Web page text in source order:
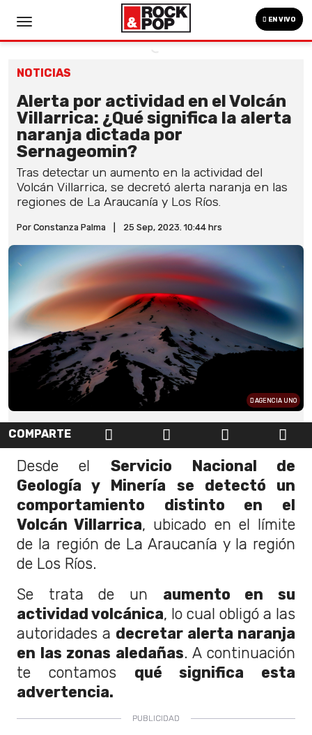
EN VIVO
NOTICIAS
Alerta por actividad en el Volcán
Villarrica: ¿Qué significa la alerta
naranja dictada por
Sernageomin?
Tras detectar un aumento en la actividad del
Volcán Villarrica, se decretó alerta naranja en las
regiones de La Araucanía y Los Ríos.
Por Constanza Palma 25 Sep, 2023. 10:44 hrs
AGENCIA UNO
COMPARTE
Desde el Servicio Nacional de
Geología y Minería se detectó un
comportamiento distinto en el
Volcán Villarrica, ubicado en el límite
de la región de La Araucanía y la región
de Los Ríos.
Se trata de un aumento en su
actividad volcánica, lo cual obligó a las
autoridades a decretar alerta naranja
en las zonas aledañas. A continuación
te contamos qué significa esta
advertencia.